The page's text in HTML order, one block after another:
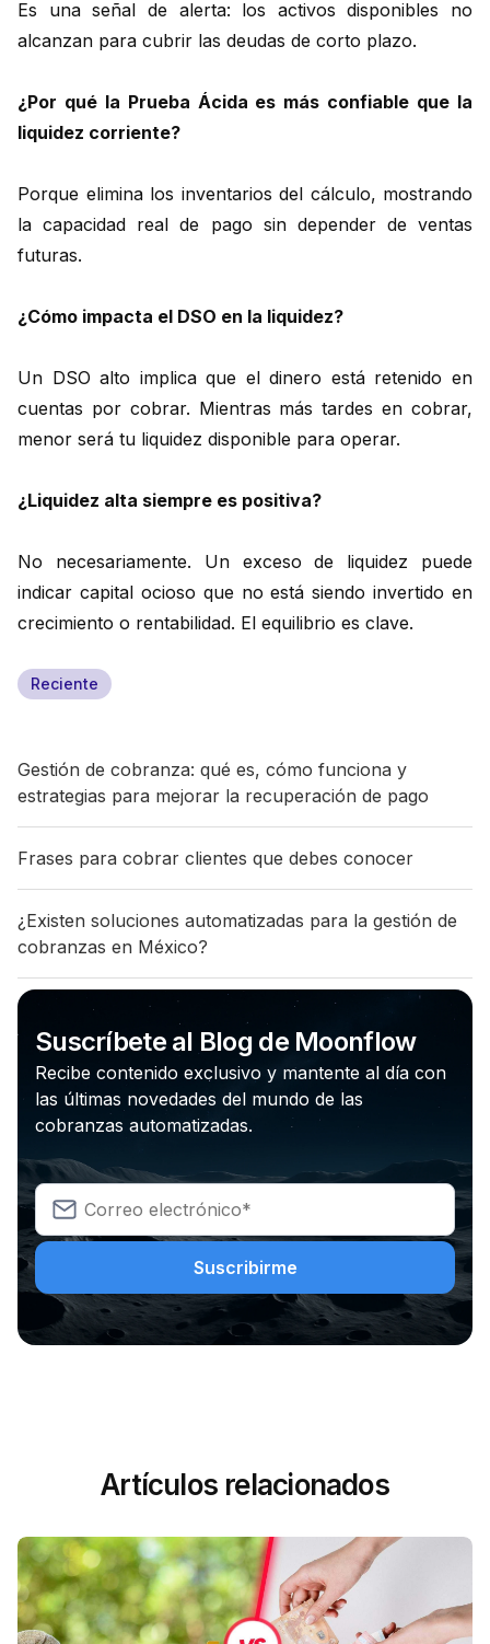
Es una señal de alerta: los activos disponibles no
alcanzan para cubrir las deudas de corto plazo.
¿Por qué la Prueba Ácida es más confiable que la
liquidez corriente?
Porque elimina los inventarios del cálculo, mostrando
la capacidad real de pago sin depender de ventas
futuras.
¿Cómo impacta el DSO en la liquidez?
Un DSO alto implica que el dinero está retenido en
cuentas por cobrar. Mientras más tardes en cobrar,
menor será tu liquidez disponible para operar.
¿Liquidez alta siempre es positiva?
No necesariamente. Un exceso de liquidez puede
indicar capital ocioso que no está siendo invertido en
crecimiento o rentabilidad. El equilibrio es clave.
Reciente
Gestión de cobranza: qué es, cómo funciona y
estrategias para mejorar la recuperación de pago
Frases para cobrar clientes que debes conocer
¿Existen soluciones automatizadas para la gestión de
cobranzas en México?
Suscríbete al Blog de Moonflow
Recibe contenido exclusivo y mantente al día con
las últimas novedades del mundo de las
cobranzas automatizadas.
Artículos relacionados